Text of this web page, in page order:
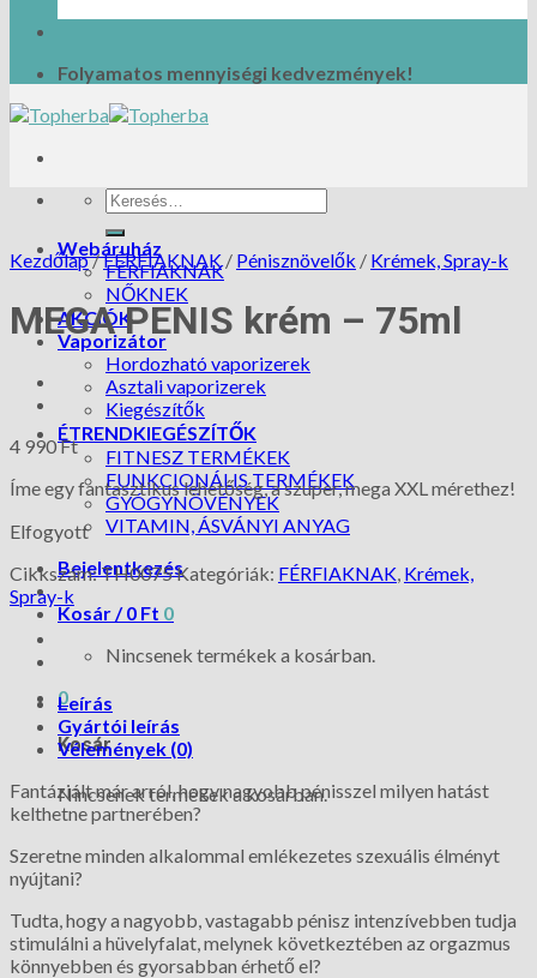
Folyamatos mennyiségi kedvezmények!
Webáruház
FÉRFIAKNAK
NŐKNEK
AKCIÓK
Vaporizátor
Hordozható vaporizerek
Asztali vaporizerek
Kiegészítők
ÉTRENDKIEGÉSZÍTŐK
FITNESZ TERMÉKEK
FUNKCIONÁLIS TERMÉKEK
GYÓGYNÖVÉNYEK
VITAMIN, ÁSVÁNYI ANYAG
Bejelentkezés
Kosár /0 Ft 0
Nincsenek termékek a kosárban.
0
Kosár
Nincsenek termékek a kosárban.
Kezdőlap/FÉRFIAKNAK / Pénisznövelők / Krémek, Spray-k
MEGA PENIS krém – 75ml
4 990Ft
Íme egy fantasztikus lehetőség, a szuper, mega XXL mérethez!
Elfogyott
Cikkszám:TH0075Kategóriák: FÉRFIAKNAK, Krémek,
Spray-k
Leírás
Gyártói leírás
Vélemények (0)
Fantáziált már arról, hogy nagyobb pénisszel milyen hatást
kelthetne partnerében?
Szeretne minden alkalommal emlékezetes szexuális élményt
nyújtani?
Tudta, hogy a nagyobb, vastagabb pénisz intenzívebben tudja
stimulálni a hüvelyfalat, melynek következtében az orgazmus
könnyebben és gyorsabban érhető el?